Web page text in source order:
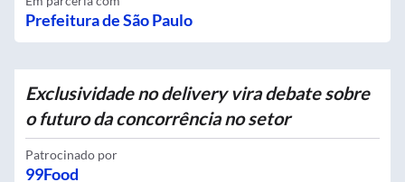
Prefeitura de São Paulo
Exclusividade no delivery vira debate sobre
o futuro da concorrência no setor
Patrocinado por
99Food